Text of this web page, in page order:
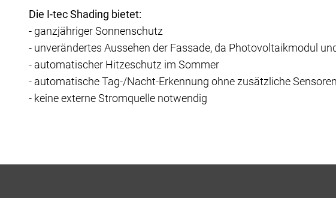
Die I-tec Shading bietet:
- ganzjähriger Sonnenschutz
- unverändertes Aussehen der Fassade, da Photovoltaikmodul
- automatischer Hitzeschutz im Sommer
- automatische Tag-/Nacht-Erkennung ohne zusätzliche Sensoren
- keine externe Stromquelle notwendig